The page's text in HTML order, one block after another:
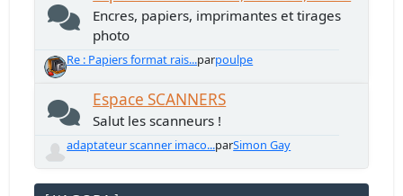
Encres, papiers, imprimantes et tirages
photo
Re : Papiers format rais...parpoulpe
Espace SCANNERS
Salut les scanneurs !
adaptateur scanner imaco...parSimon Gay